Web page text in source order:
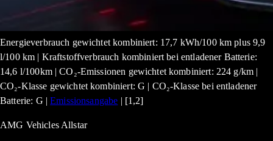
Energieverbrauch gewichtet kombiniert: 17,7 kWh/100 km plus 9,9
l/100 km | Kraftstoffverbrauch kombiniert bei entladener Batterie:
14,6 l/100km | CO₂-Emissionen gewichtet kombiniert: 224 g/km |
CO₂-Klasse gewichtet kombiniert: G | CO₂-Klasse bei entladener
Batterie: G |Emissionsangabe | [1,2]
AMG Vehicles Allstar